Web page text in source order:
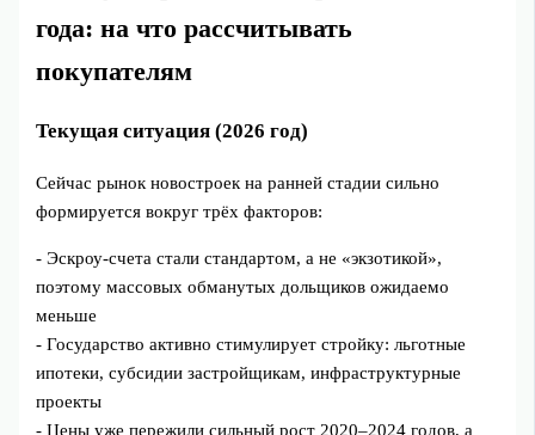
года: на что рассчитывать
покупателям
Текущая ситуация (2026 год)
Сейчас рынок новостроек на ранней стадии сильно
формируется вокруг трёх факторов:
- Эскроу‑счета стали стандартом, а не «экзотикой»,
поэтому массовых обманутых дольщиков ожидаемо
меньше
- Государство активно стимулирует стройку: льготные
ипотеки, субсидии застройщикам, инфраструктурные
проекты
- Цены уже пережили сильный рост 2020–2024 годов, а